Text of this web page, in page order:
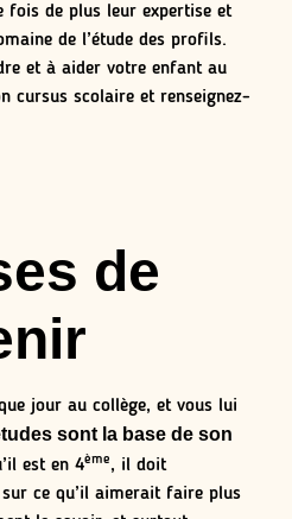
fois de plus leur expertise et
de l’étude des profils.
et à aider votre enfant au
cursus scolaire et renseignez-
de
jour au collège, et vous lui
sont la base de son
est en 4ème, il doit
ce qu’il aimerait faire plus